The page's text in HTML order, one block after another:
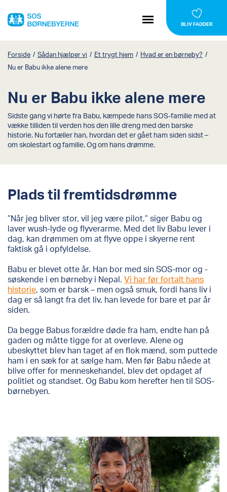
BLIV FADDER
Forside / Sådan hjælper vi / Et trygt hjem / Hvad er en børneby? /
Nu er Babu ikke alene mere
Nu er Babu ikke alene mere
Sidste gang vi hørte fra Babu, kæmpede hans SOS-familie med at
vække tilliden til verden hos den lille dreng med den barske
historie. Nu fortæller han, hvordan det er gået ham siden sidst –
om skolestart og familie. Og om hans drømme.
Plads til fremtidsdrømme
”Når jeg bliver stor, vil jeg være pilot,” siger Babu og
laver wush-lyde og flyverarme. Med det liv Babu lever i
dag, kan drømmen om at flyve oppe i skyerne rent
faktisk gå i opfyldelse.
Babu er blevet otte år. Han bor med sin SOS-mor og -
søskende i en børneby i Nepal. Vi har før fortalt hans
historie, som er barsk – men også smuk, fordi hans liv i
dag er så langt fra det liv, han levede for bare et par år
siden.
Da begge Babus forældre døde fra ham, endte han på
gaden og måtte tigge for at overleve. Alene og
ubeskyttet blev han taget af en flok mænd, som puttede
ham i en sæk for at sælge ham. Men før Babu nåede at
blive offer for menneskehandel, blev det opdaget af
politiet og standset. Og Babu kom herefter hen til SOS-
børnebyen.